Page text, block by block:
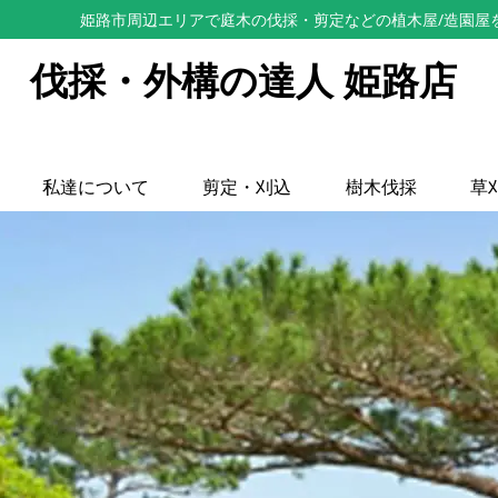
姫路市周辺エリアで庭木の伐採・剪定などの植木屋/造園
伐採・外構の達人 姫路店
私達について 剪定・刈込 樹木伐採 草